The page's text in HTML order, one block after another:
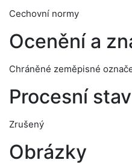
Cechovní normy
Ocenění a
Chráněné zeměpisné
Procesní stav
Zrušený
Obrázky